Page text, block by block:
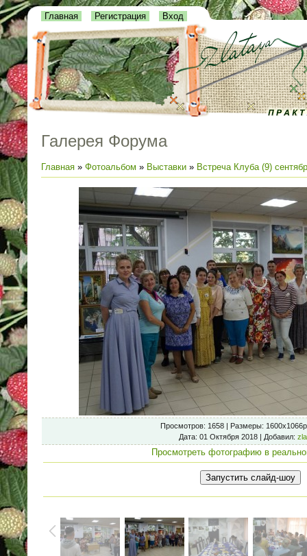
Главная Регистрация Вход
Галерея Форума
Главная » Фотоальбом » Выставки » Встреча Клуба (9)
Просмотров: 1658 | Размеры:
Дата: 01 Октября 2018 | Добавил:
Просмотреть фотографию в